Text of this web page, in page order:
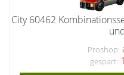
City 60462
Proshop:
gespart: